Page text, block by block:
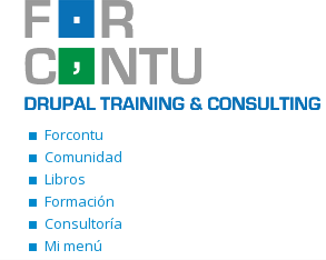
Forcontu
Comunidad
Libros
Formación
Consultoría
Mi menú